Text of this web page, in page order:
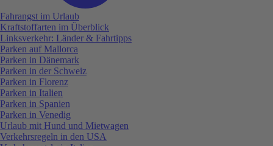
Fahrangst im Urlaub
Kraftstoffarten im Überblick
Linksverkehr: Länder & Fahrtipps
Parken auf Mallorca
Parken in Dänemark
Parken in der Schweiz
Parken in Florenz
Parken in Italien
Parken in Spanien
Parken in Venedig
Urlaub mit Hund und Mietwagen
Verkehrsregeln in den USA